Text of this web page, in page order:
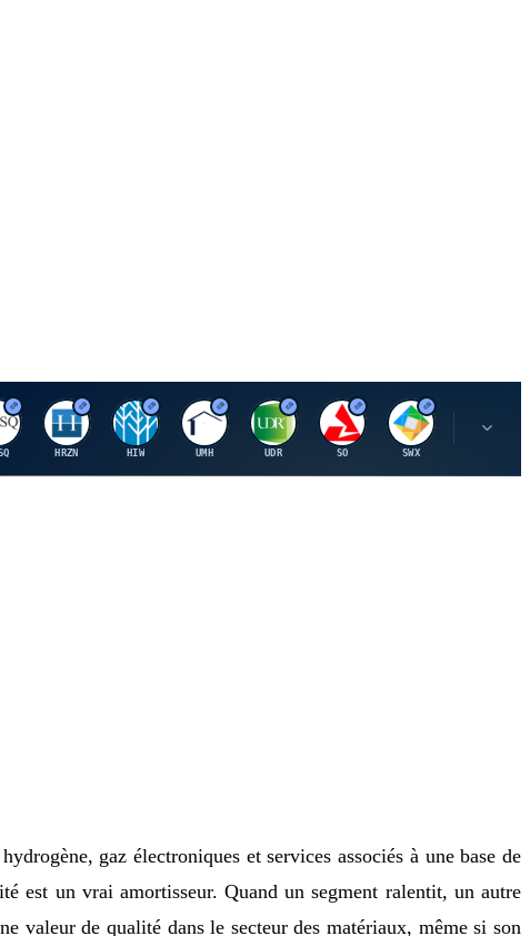
H
HRZN
H
HIW
U
UMH
U
UDR
S
SO
S
SWX
S
gaz électroniques et services associés à une base de
est un vrai amortisseur. Quand un segment ralentit, un autre
valeur de qualité dans le secteur des matériaux, même si son